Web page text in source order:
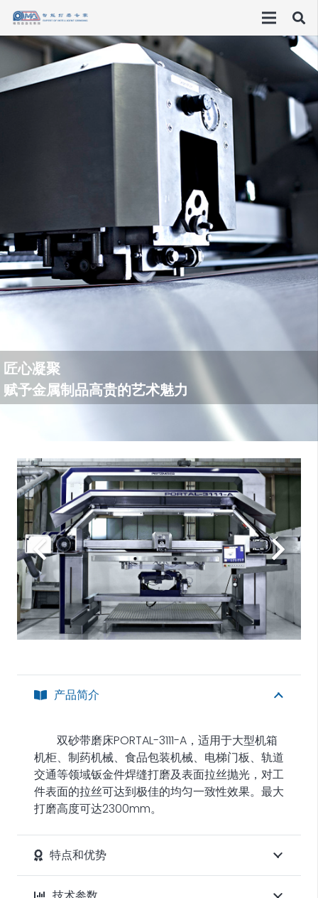
匠心凝聚
赋予金属制品高贵的艺术魅力
产品简介
双砂带磨床PORTAL-3111-A，适用于大型机箱
机柜、制药机械、食品包装机械、电梯门板、轨道
交通等领域钣金件焊缝打磨及表面拉丝抛光，对工
件表面的拉丝可达到极佳的均匀一致性效果。最大
打磨高度可达2300mm。
特点和优势